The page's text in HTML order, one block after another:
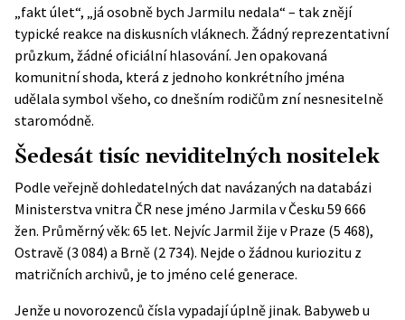
„fakt úlet“, „já osobně bych Jarmilu nedala“ – tak znějí
typické reakce na diskusních vláknech. Žádný reprezentativní
průzkum, žádné oficiální hlasování. Jen opakovaná
komunitní shoda, která z jednoho konkrétního jména
udělala symbol všeho, co dnešním rodičům zní nesnesitelně
staromódně.
Šedesát tisíc neviditelných nositelek
Podle veřejně dohledatelných dat navázaných na databázi
Ministerstva vnitra ČR nese jméno Jarmila v Česku 59 666
žen. Průměrný věk: 65 let. Nejvíc Jarmil žije v Praze (5 468),
Ostravě (3 084) a Brně (2 734). Nejde o žádnou kuriozitu z
matričních archivů, je to jméno celé generace.
Jenže u novorozenců čísla vypadají úplně jinak. Babyweb u